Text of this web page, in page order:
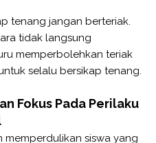
tenang jangan berteriak.
tidak langsung
memperbolehkan teriak
selalu bersikap tenang.
Fokus Pada Perilaku
siswa yang